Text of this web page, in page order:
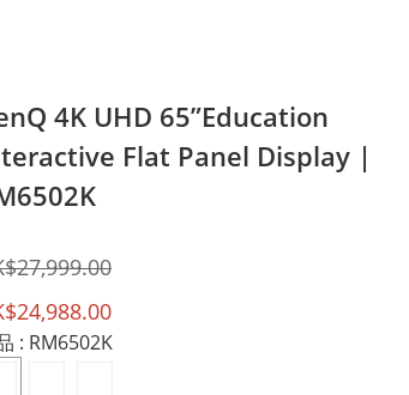
4K UHD 65”Education
Flat Panel Display |
: RM6502K